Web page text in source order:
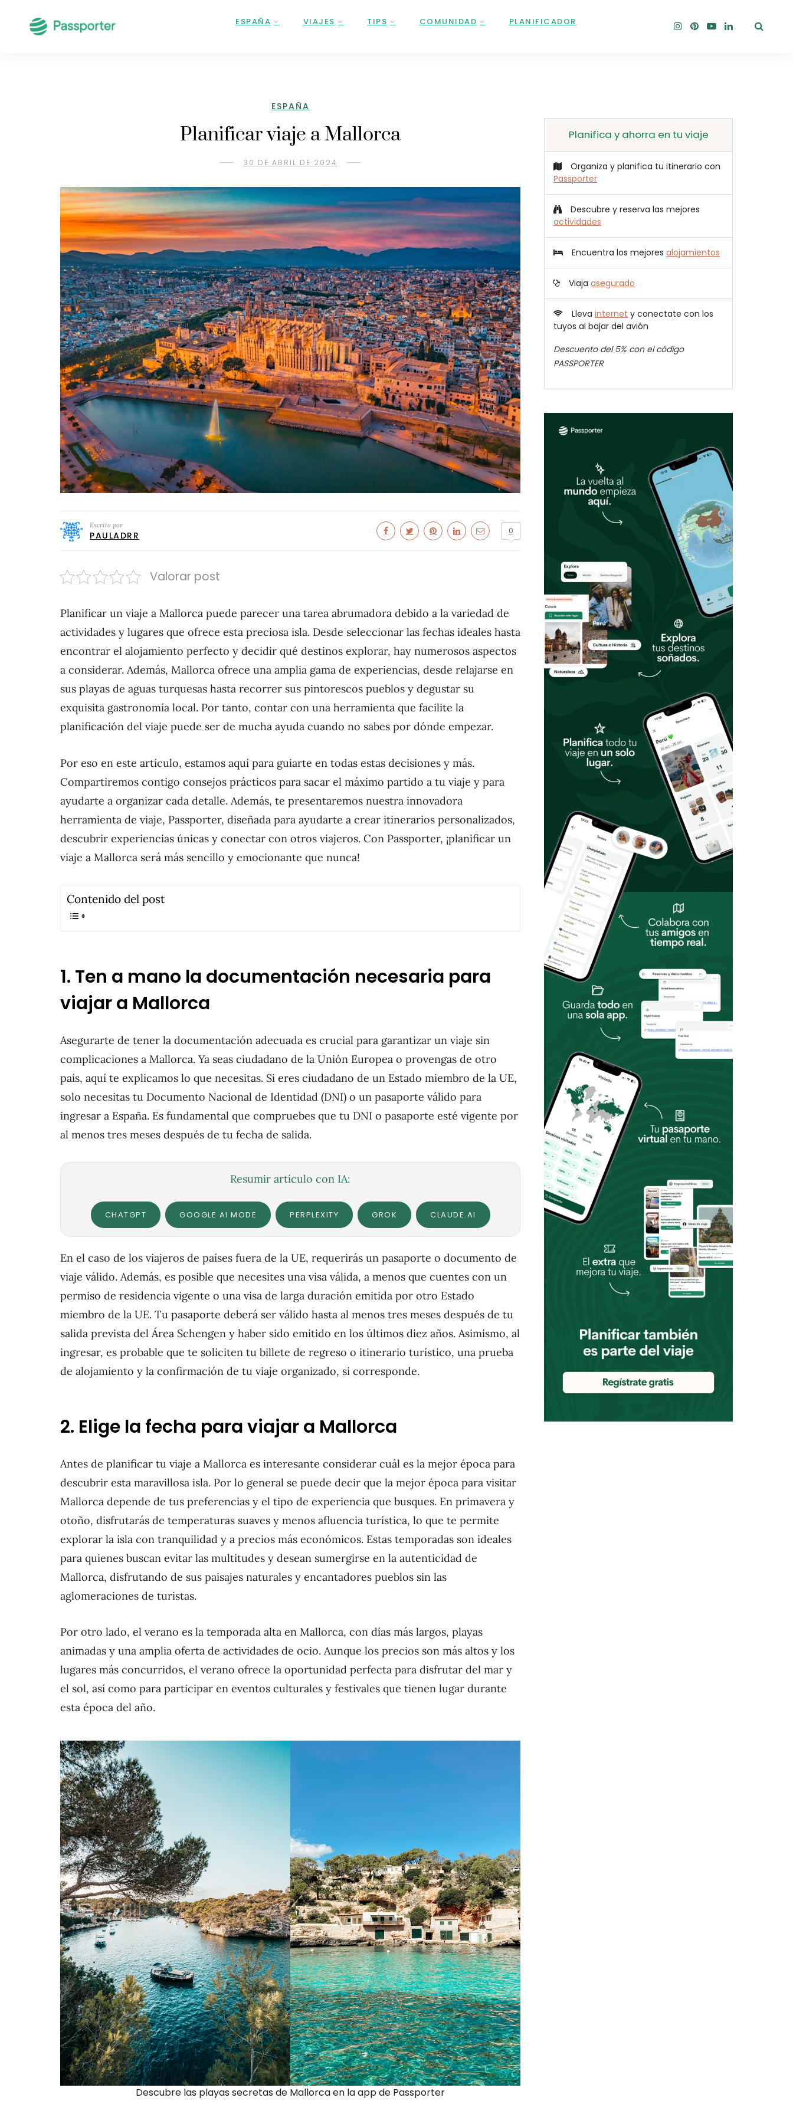
ESPAÑA VIAJES TIPS COMUNIDAD PLANIFICADOR
ESPAÑA
Planificar viaje a Mallorca
30 DE ABRIL DE 2024
Escrito por
PAULADRR 0
Valorar post
Planificar un viaje a Mallorca puede parecer una tarea abrumadora debido a la variedad de
actividades y lugares que ofrece esta preciosa isla. Desde seleccionar las fechas ideales hasta
encontrar el alojamiento perfecto y decidir qué destinos explorar, hay numerosos aspectos
a considerar. Además, Mallorca ofrece una amplia gama de experiencias, desde relajarse en
sus playas de aguas turquesas hasta recorrer sus pintorescos pueblos y degustar su
exquisita gastronomía local. Por tanto, contar con una herramienta que facilite la
planificación del viaje puede ser de mucha ayuda cuando no sabes por dónde empezar.
Por eso en este artículo, estamos aquí para guiarte en todas estas decisiones y más.
Compartiremos contigo consejos prácticos para sacar el máximo partido a tu viaje y para
ayudarte a organizar cada detalle. Además, te presentaremos nuestra innovadora
herramienta de viaje, Passporter, diseñada para ayudarte a crear itinerarios personalizados,
descubrir experiencias únicas y conectar con otros viajeros. Con Passporter, ¡planificar un
viaje a Mallorca será más sencillo y emocionante que nunca!
Contenido del post
1. Ten a mano la documentación necesaria para
viajar a Mallorca
Asegurarte de tener la documentación adecuada es crucial para garantizar un viaje sin
complicaciones a Mallorca. Ya seas ciudadano de la Unión Europea o provengas de otro
país, aquí te explicamos lo que necesitas. Si eres ciudadano de un Estado miembro de la UE,
solo necesitas tu Documento Nacional de Identidad (DNI) o un pasaporte válido para
ingresar a España. Es fundamental que compruebes que tu DNI o pasaporte esté vigente por
al menos tres meses después de tu fecha de salida.
Resumir artículo con IA:
CHATGPT GOOGLE AI MODE PERPLEXITY GROK CLAUDE.AI
En el caso de los viajeros de países fuera de la UE, requerirás un pasaporte o documento de
viaje válido. Además, es posible que necesites una visa válida, a menos que cuentes con un
permiso de residencia vigente o una visa de larga duración emitida por otro Estado
miembro de la UE. Tu pasaporte deberá ser válido hasta al menos tres meses después de tu
salida prevista del Área Schengen y haber sido emitido en los últimos diez años. Asimismo, al
ingresar, es probable que te soliciten tu billete de regreso o itinerario turístico, una prueba
de alojamiento y la confirmación de tu viaje organizado, si corresponde.
2. Elige la fecha para viajar a Mallorca
Antes de planificar tu viaje a Mallorca es interesante considerar cuál es la mejor época para
descubrir esta maravillosa isla. Por lo general se puede decir que la mejor época para visitar
Mallorca depende de tus preferencias y el tipo de experiencia que busques. En primavera y
otoño, disfrutarás de temperaturas suaves y menos afluencia turística, lo que te permite
explorar la isla con tranquilidad y a precios más económicos. Estas temporadas son ideales
para quienes buscan evitar las multitudes y desean sumergirse en la autenticidad de
Mallorca, disfrutando de sus paisajes naturales y encantadores pueblos sin las
aglomeraciones de turistas.
Por otro lado, el verano es la temporada alta en Mallorca, con días más largos, playas
animadas y una amplia oferta de actividades de ocio. Aunque los precios son más altos y los
lugares más concurridos, el verano ofrece la oportunidad perfecta para disfrutar del mar y
el sol, así como para participar en eventos culturales y festivales que tienen lugar durante
esta época del año.
Descubre las playas secretas de Mallorca en la app de Passporter
Planifica y ahorra en tu viaje
Organiza y planifica tu itinerario con
Passporter
Descubre y reserva las mejores
actividades
Encuentra los mejores alojamientos
Viaja asegurado
Lleva internet y conectate con los
tuyos al bajar del avión
Descuento del 5% con el código
PASSPORTER